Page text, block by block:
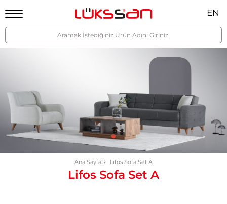
EN
Ana Sayfa Lifos Sofa Set A
Lifos Sofa Set A